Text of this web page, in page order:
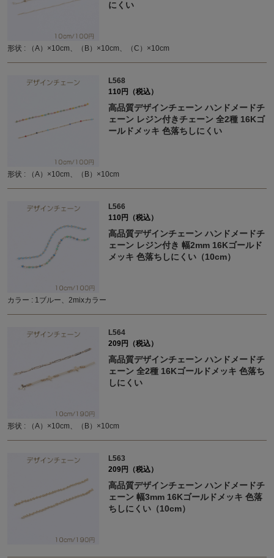
にくい
形状 : （A）×10cm、（B）×10cm、（C）×10cm
L568
110円（税込）
高品質デザインチェーン ハンドメードチ
ェーン レジン付きチェーン 全2種 16Kゴ
ールドメッキ 色落ちしにくい
形状 : （A）×10cm、（B）×10cm
L566
110円（税込）
高品質デザインチェーン ハンドメードチ
ェーン レジン付き 幅2mm 16Kゴールド
メッキ 色落ちしにくい（10cm）
カラー : 1ブルー、2mixカラー
L564
209円（税込）
高品質デザインチェーン ハンドメードチ
ェーン 全2種 16Kゴールドメッキ 色落ち
しにくい
形状 : （A）×10cm、（B）×10cm
L563
209円（税込）
高品質デザインチェーン ハンドメードチ
ェーン 幅3mm 16Kゴールドメッキ 色落
ちしにくい（10cm）